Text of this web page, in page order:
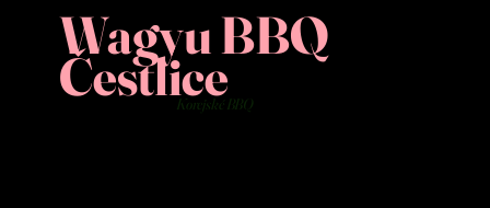
Wagyu BBQ
Čestlice
Korejské BBQ